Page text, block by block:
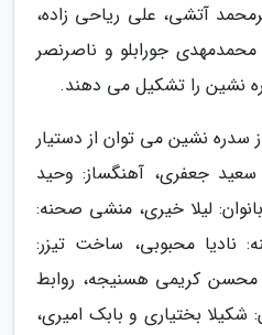
آتشی، علی ریاحی زاده،
جورابلو و ناصرنصر
نشین را تشکیل می دهند.
سدره نشین می توان از دستیار
سعید جعفری، آهنگساز: وحید
لیلا خیری، منشی صحنه:
نادیا محبوبی، ساخت تیزر:
محسن کریمی هسنیجه، روابط
شکیلا بختیاری و بابک امیری،